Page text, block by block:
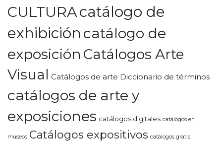
CULTURAcatálogo de
exhibición catálogo de
exposición Catálogos Arte
Visual Catálogos de arte Diccionario de términos
catálogos de arte y
exposiciones catálogos digitales catálogos en
museos Catálogos expositivos catálogos gratis